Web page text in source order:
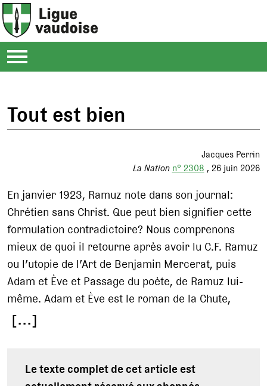
Tout est bien
Jacques Perrin
La Nation n° 2308 26 juin 2026
En janvier 1923, Ramuz note dans son journal:
Chrétien sans Christ. Que peut bien signifier cette
formulation contradictoire? Nous comprenons
mieux de quoi il retourne après avoir lu C.F. Ramuz
ou l’utopie de l’Art de Benjamin Mercerat, puis
Adam et Ève et Passage du poète, de Ramuz lui-
même. Adam et Ève est le roman de la Chute,
[...]
Le texte complet de cet article est